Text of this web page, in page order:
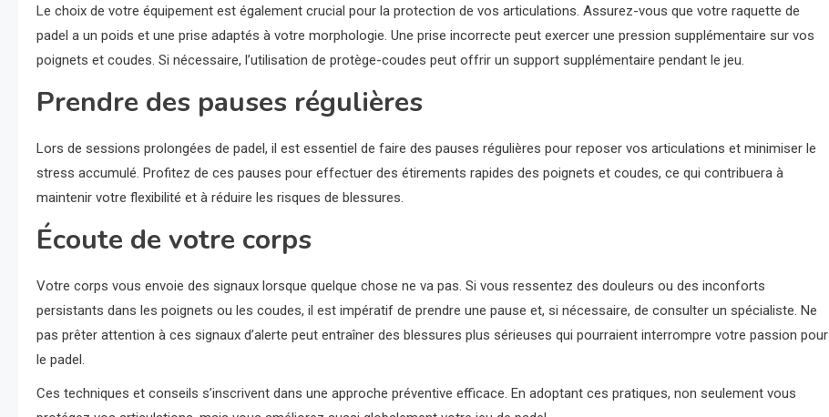
Le choix de votre équipement est également crucial pour la protection de vos articulations. Assurez-vous que votre raquette de
padel a un poids et une prise adaptés à votre morphologie. Une prise incorrecte peut exercer une pression supplémentaire sur vos
poignets et coudes. Si nécessaire, l’utilisation de protège-coudes peut offrir un support supplémentaire pendant le jeu.
Prendre des pauses régulières
Lors de sessions prolongées de padel, il est essentiel de faire des pauses régulières pour reposer vos articulations et minimiser le
stress accumulé. Profitez de ces pauses pour effectuer des étirements rapides des poignets et coudes, ce qui contribuera à
maintenir votre flexibilité et à réduire les risques de blessures.
Écoute de votre corps
Votre corps vous envoie des signaux lorsque quelque chose ne va pas. Si vous ressentez des douleurs ou des inconforts
persistants dans les poignets ou les coudes, il est impératif de prendre une pause et, si nécessaire, de consulter un spécialiste. Ne
pas prêter attention à ces signaux d’alerte peut entraîner des blessures plus sérieuses qui pourraient interrompre votre passion pour
le padel.
Ces techniques et conseils s’inscrivent dans une approche préventive efficace. En adoptant ces pratiques, non seulement vous